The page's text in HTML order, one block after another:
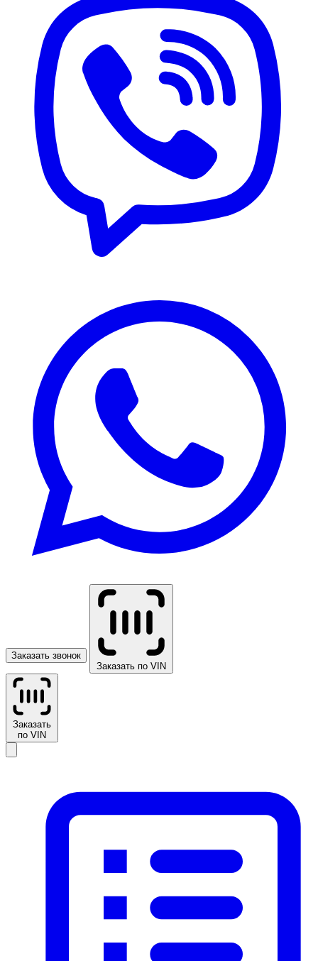
Заказать звонок
Заказать по VIN
Заказать
по VIN